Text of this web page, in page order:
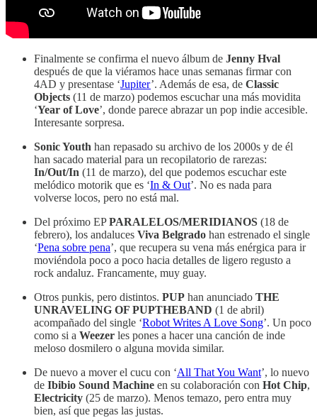
Finalmente se confirma el nuevo álbum de Jenny Hval
después de que la viéramos hace unas semanas firmar con
4AD y presentase ‘Jupiter’. Además de esa, de Classic
Objects (11 de marzo) podemos escuchar una más movidita
‘Year of Love’, donde parece abrazar un pop indie accesible.
Interesante sorpresa.
Sonic Youth han repasado su archivo de los 2000s y de él
han sacado material para un recopilatorio de rarezas:
In/Out/In (11 de marzo), del que podemos escuchar este
melódico motorik que es ‘In & Out’. No es nada para
volverse locos, pero no está mal.
Del próximo EPPARALELOS/MERIDIANOS (18 de
febrero), los andaluces Viva Belgrado han estrenado el single
‘Pena sobre pena’, que recupera su vena más enérgica para ir
moviéndola poco a poco hacia detalles de ligero regusto a
rock andaluz. Francamente, muy guay.
Otros punkis, pero distintos. PUP han anunciado THE
UNRAVELING OF PUPTHEBAND (1 de abril)
acompañado del single ‘Robot Writes A Love Song’. Un poco
como si a Weezer les pones a hacer una canción de inde
meloso dosmilero o alguna movida similar.
De nuevo a mover el cucu con ‘All That You Want’, lo nuevo
de Ibibio Sound Machine en su colaboración con Hot Chip,
Electricity (25 de marzo). Menos temazo, pero entra muy
bien, así que pegas las justas.